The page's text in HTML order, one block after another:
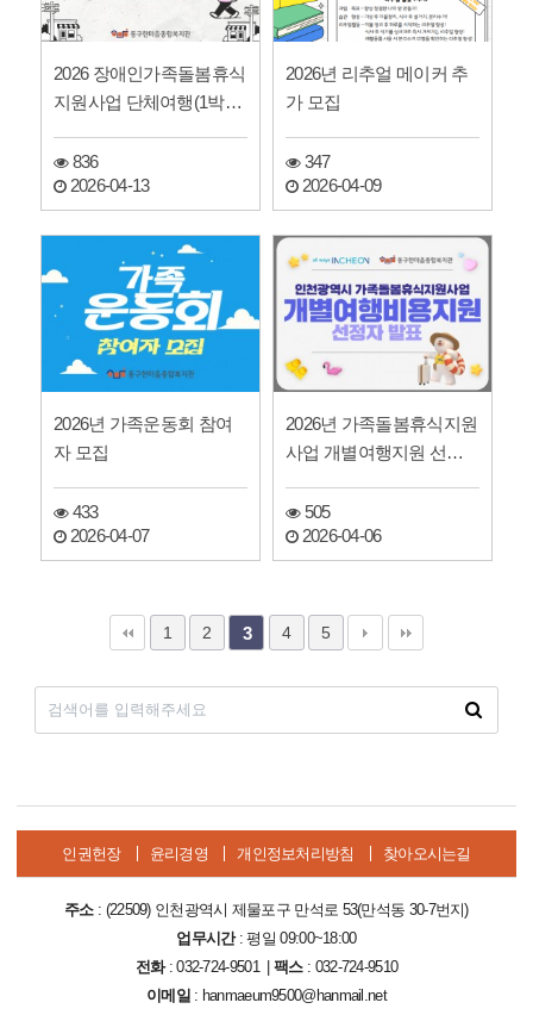
2026 장애인가족돌봄휴식
지원사업 단체여행(1박2
836
2026-04-13
2026년 리추얼 메이커 추
가 모집
347
2026-04-09
2026년 가족운동회 참여
자 모집
433
2026-04-07
2026년 가족돌봄휴식지원
사업 개별여행지원 선정
505
2026-04-06
1 2 3 4 5
인권헌장 윤리경영 개인정보처리방침 찾아오시는길
주소: (22509) 인천광역시 제물포구 만석로 53(만석동 30-7번지)
업무시간: 평일 09:00~18:00
전화: 032-724-9501 |팩스: 032-724-9510
이메일 : hanmaeum9500@hanmail.net